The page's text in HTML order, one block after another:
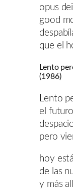
opus
good
que el
Lento
(1986)
Lento
el
pero
hoy
de las
y más